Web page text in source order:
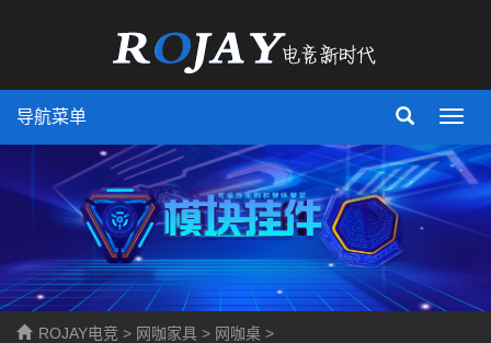
导航菜单
ROJAY电竞 > 网咖家具 > 网咖桌 >